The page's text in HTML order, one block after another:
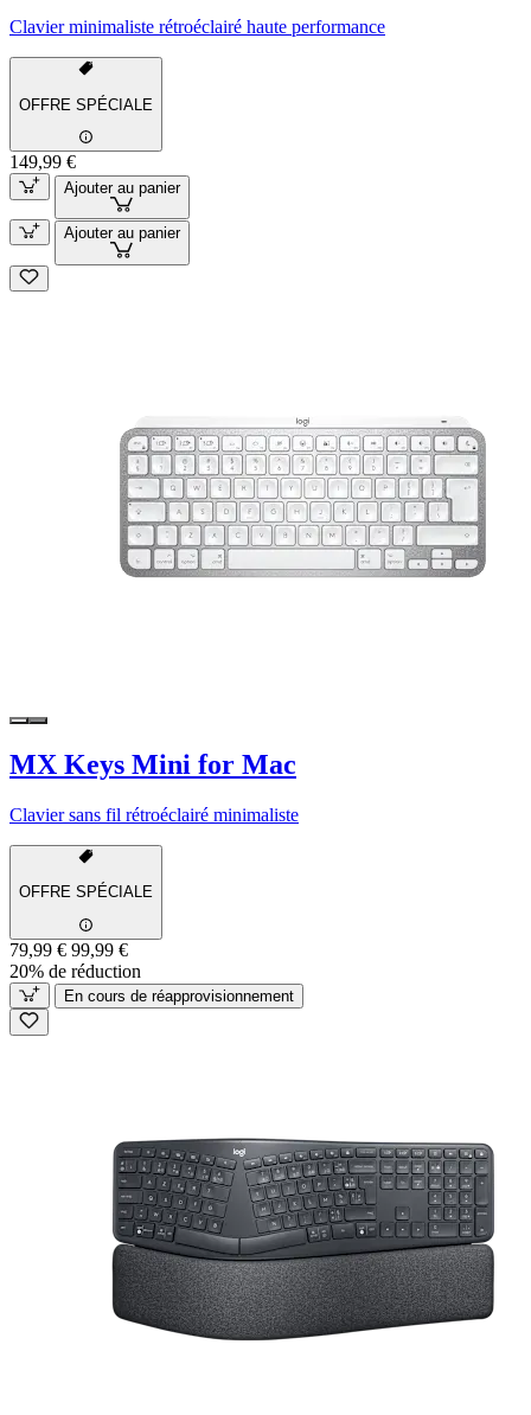
Clavier minimaliste rétroéclairé haute performance
OFFRE SPÉCIALE
149,99 €
Ajouter au panier
Ajouter au panier
MX Keys Mini for Mac
Clavier sans fil rétroéclairé minimaliste
OFFRE SPÉCIALE
79,99 € 99,99 €
20% de réduction
En cours de réapprovisionnement